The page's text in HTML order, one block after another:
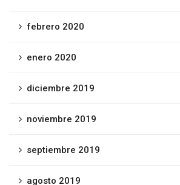
febrero 2020
enero 2020
diciembre 2019
noviembre 2019
septiembre 2019
agosto 2019